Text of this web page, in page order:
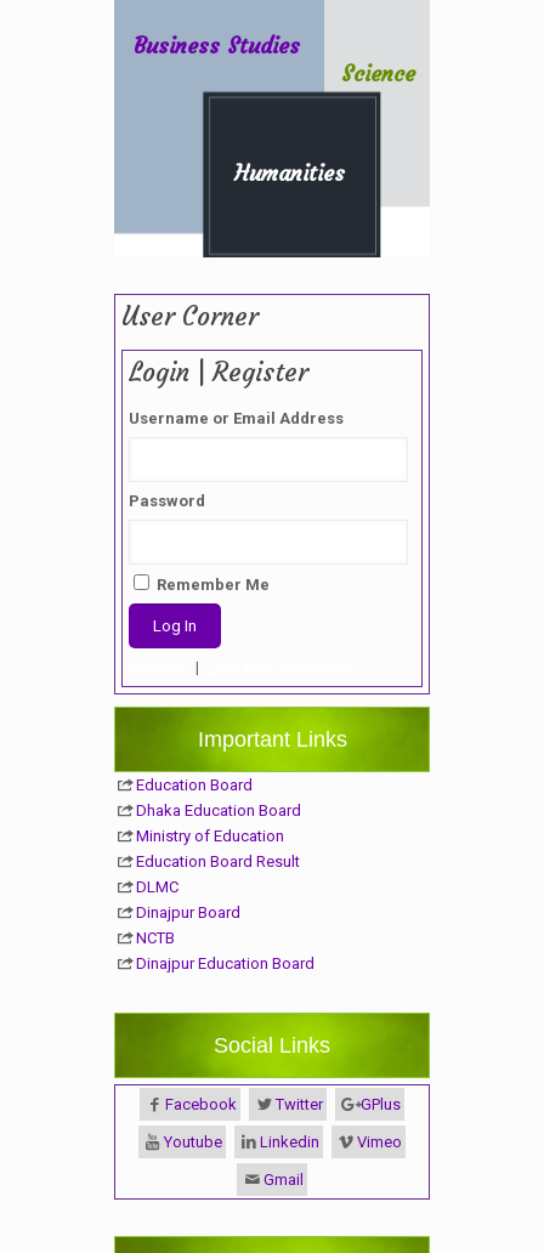
Humanities
Business Studies
Science
User Corner
Login | Register
Username or Email Address
Password
Remember Me
|
Important Links
Education Board
Dhaka Education Board
Ministry of Education
Education Board Result
DLMC
Dinajpur Board
NCTB
Dinajpur Education Board
Social Links
Facebook Twitter GPlus
Youtube Linkedin Vimeo
Gmail